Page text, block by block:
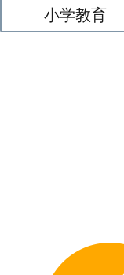
小学教育